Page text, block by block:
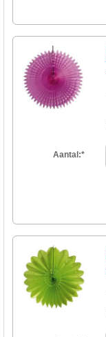
Aantal:*